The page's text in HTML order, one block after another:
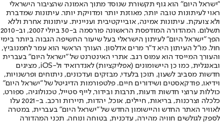
"ישראל היום" הוא גוף תקשורת שנוסד מתוך האמונה שהציבור הישראלי
ראוי לעיתונות טובה יותר, מאוזנת יותר ומדויקת יותר. עיתונות שמדברת
ולא צועקת. עיתונות אמינה, אובייקטיבית ועניינית. עיתונות אחרת וללא
תשלום. המהדורה המודפסת הראשונה פורסמה ב-30 ביולי 2007, וב-2010
הפך "ישראל היום" לעיתון הישראלי בעל שיעור החשיפה הגבוה ביותר בימי
חול. מו"ל העיתון היא ד"ר מרים אדלסון. העורך הראשי הוא עמר לחמנוביץ,
והעורך המייסד הוא עמוס רגב. אתרי האינטרנט של "ישראל היום" בעברית
ובאנגלית, כמו כן היישומונים (אפליקציות) לאנדרואיד ול-iOS, מציגים
חדשות מסביב לשעון, תוכן בלעדי, מבזקים ועדכונים, ניתוחים ופרשנויות,
וידיאו, פודקאסטים ושידורים חיים. פלטפורמות הדיגיטל של "ישראל היום"
כוללות ערוצי חדשות ודעות, תרבות ובידור, לייף סטייל, טכנולוגיה, ספורט,
כלכלה וצרכנות, בריאות, חיילים, אוכל, יהדות, תיירות ורכב. ב-2021 עלו
לאוויר האתר החדש והיישומון החדש של "ישראל היום" בעברית, במטרה
לספק לגולשים חוויה מהירה, עדכנית, בטוחה ונוחה. תכני המהדורה